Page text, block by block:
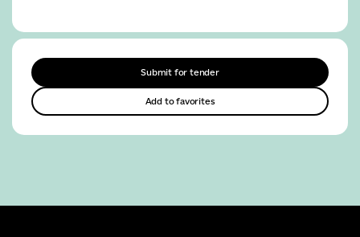
Submit for tender
Add to favorites